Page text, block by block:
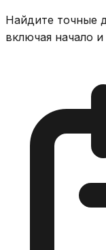
Найдите точные
включая начало